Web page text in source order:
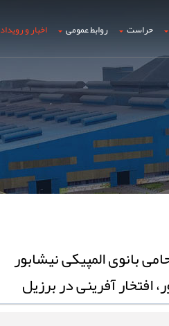
حراست روابط عمومی اخبار و
بانوی المپیکی نیشابور
افتخار آفرینی در برزیل